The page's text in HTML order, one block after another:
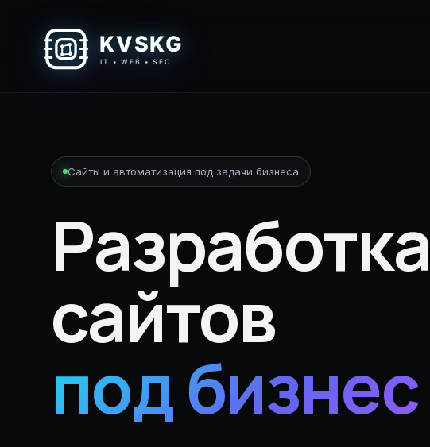
Сайты и автоматизация под задачи бизнеса
Разработка
сайтов
под бизнес